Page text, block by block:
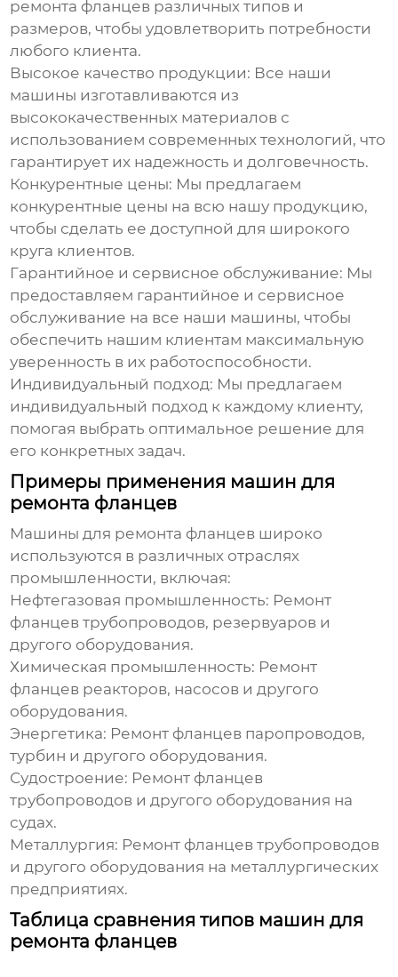
ремонта фланцев различных типов и
размеров, чтобы удовлетворить потребности
любого клиента.
Высокое качество продукции: Все наши
машины изготавливаются из
высококачественных материалов с
использованием современных технологий, что
гарантирует их надежность и долговечность.
Конкурентные цены: Мы предлагаем
конкурентные цены на всю нашу продукцию,
чтобы сделать ее доступной для широкого
круга клиентов.
Гарантийное и сервисное обслуживание: Мы
предоставляем гарантийное и сервисное
обслуживание на все наши машины, чтобы
обеспечить нашим клиентам максимальную
уверенность в их работоспособности.
Индивидуальный подход: Мы предлагаем
индивидуальный подход к каждому клиенту,
помогая выбрать оптимальное решение для
его конкретных задач.
Примеры применения машин для
ремонта фланцев
Машины для ремонта фланцев широко
используются в различных отраслях
промышленности, включая:
Нефтегазовая промышленность: Ремонт
фланцев трубопроводов, резервуаров и
другого оборудования.
Химическая промышленность: Ремонт
фланцев реакторов, насосов и другого
оборудования.
Энергетика: Ремонт фланцев паропроводов,
турбин и другого оборудования.
Судостроение: Ремонт фланцев
трубопроводов и другого оборудования на
судах.
Металлургия: Ремонт фланцев трубопроводов
и другого оборудования на металлургических
предприятиях.
Таблица сравнения типов машин для
ремонта фланцев